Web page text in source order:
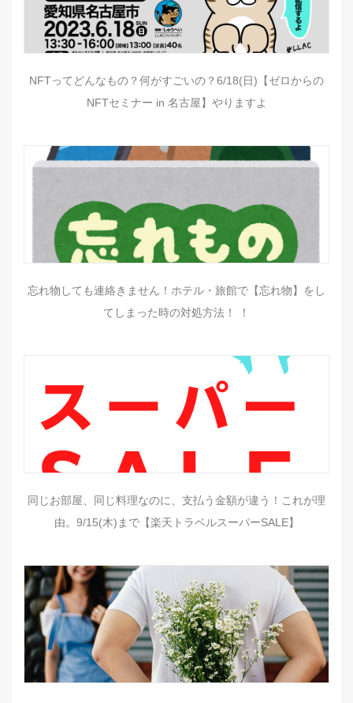
NFTってどんなもの？何がすごいの？6/18(日)【ゼロからの
NFTセミナー in 名古屋】やりますよ
忘れ物しても連絡きません！ホテル・旅館で【忘れ物】をし
てしまった時の対処方法！ ！
同じお部屋、同じ料理なのに、支払う金額が違う！これが理
由。9/15(木)まで【楽天トラベルスーパーSALE】